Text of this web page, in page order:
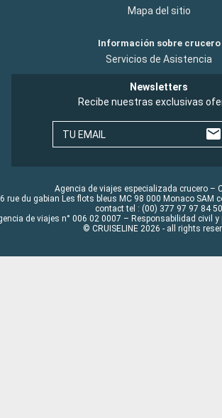
Mapa del sitio
Información sobre crucero
Servicios de Asistencia
Newsletters
Recibe nuestras exclusivas
TU EMAIL
Agencia de viajes especializada crucero –
rue du gabian Les flots bleus MC 98 000 Monaco SAM
contact tel : (00) 377 97 97 84 50
de viajes n° 006 02 0007 – Responsabilidad civil y
© CRUISELINE 2026 - all rights